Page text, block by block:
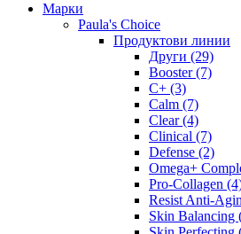
Mарки
Paula's Choice
Продуктови линии
Други (29)
Booster (7)
C+ (3)
Calm (7)
Clear (4)
Clinical (7)
Defense (2)
Omega+
Pro-Collagen
Resist Anti-
Skin Balancing